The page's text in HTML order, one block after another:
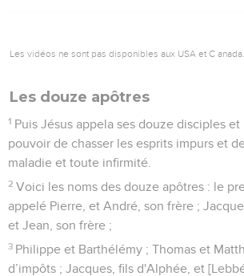
Les vidéos ne sont pas disponibles aux USA et C anada.
Les douze apôtres
1 Puis Jésus appela ses douze disciples
pouvoir de chasser les esprits impurs et
maladie et toute infirmité.
2 Voici les noms des douze apôtres : le
appelé Pierre, et André, son frère ;
et Jean, son frère ;
3 Philippe et Barthélémy ; Thomas et
d’impôts ; Jacques, fils d'Alphée, et